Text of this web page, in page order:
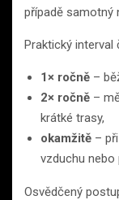
případě samotný
Praktický interval
1× ročně –
2× ročně –
krátké trasy,
okamžitě –
vzduchu nebo
Osvědčený